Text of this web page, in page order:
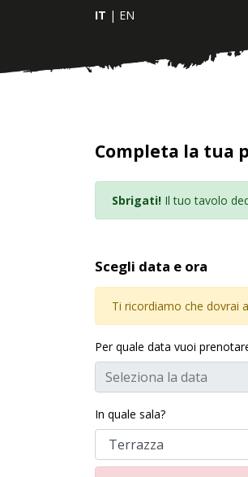
IT | EN
Completa la tua
Sbrigati! Il tuo tavolo
Scegli data e ora
Ti ricordiamo che dovrai
Per quale data vuoi
In quale sala?